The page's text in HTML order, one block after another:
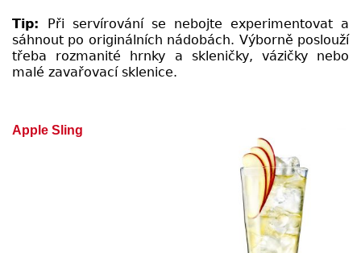
Tip: Při servírování se nebojte experimentovat a
sáhnout po originálních nádobách. Výborně poslouží
třeba rozmanité hrnky a skleničky, vázičky nebo
malé zavařovací sklenice.
Apple Sling